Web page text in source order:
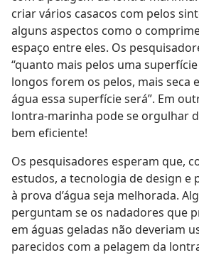
criar vários casacos com pelos
alguns aspectos como o
espaço entre eles. Os
“quanto mais pelos uma
longos forem os pelos, mais seca
água essa superfície será”. Em
lontra-marinha pode se orgulhar
bem eficiente!
Os pesquisadores esperam que,
estudos, a tecnologia de design e
à prova d’água seja melhorada.
perguntam se os nadadores que
em águas geladas não deveriam
parecidos com a pelagem da